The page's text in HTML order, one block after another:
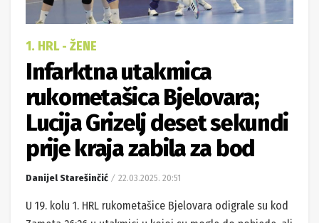
1. HRL - ŽENE
Infarktna utakmica
rukometašica Bjelovara;
Lucija Grizelj deset sekundi
prije kraja zabila za bod
Danijel Starešinčić 22.03.2025. 20:51
U 19. kolu 1. HRL rukometašice Bjelovara odigrale su kod